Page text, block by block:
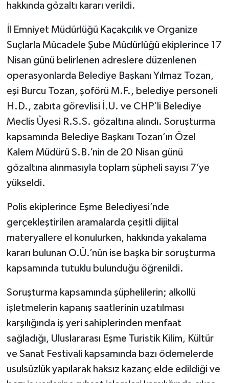
hakkında gözaltı kararı verildi.
İl Emniyet Müdürlüğü Kaçakçılık ve Organize
Suçlarla Mücadele Şube Müdürlüğü ekiplerince 17
Nisan günü belirlenen adreslere düzenlenen
operasyonlarda Belediye Başkanı Yılmaz Tozan,
eşi Burcu Tozan, şoförü M.F., belediye personeli
H.D., zabıta görevlisi İ.U. ve CHP’li Belediye
Meclis Üyesi R.S.S. gözaltına alındı. Soruşturma
kapsamında Belediye Başkanı Tozan’ın Özel
Kalem Müdürü S.B.’nin de 20 Nisan günü
gözaltına alınmasıyla toplam şüpheli sayısı 7’ye
yükseldi.
Polis ekiplerince Eşme Belediyesi’nde
gerçekleştirilen aramalarda çeşitli dijital
materyallere el konulurken, hakkında yakalama
kararı bulunan O.Ü.’nün ise başka bir soruşturma
kapsamında tutuklu bulunduğu öğrenildi.
Soruşturma kapsamında şüphelilerin; alkollü
işletmelerin kapanış saatlerinin uzatılması
karşılığında iş yeri sahiplerinden menfaat
sağladığı, Uluslararası Eşme Turistik Kilim, Kültür
ve Sanat Festivali kapsamında bazı ödemelerde
usulsüzlük yapılarak haksız kazanç elde edildiği ve